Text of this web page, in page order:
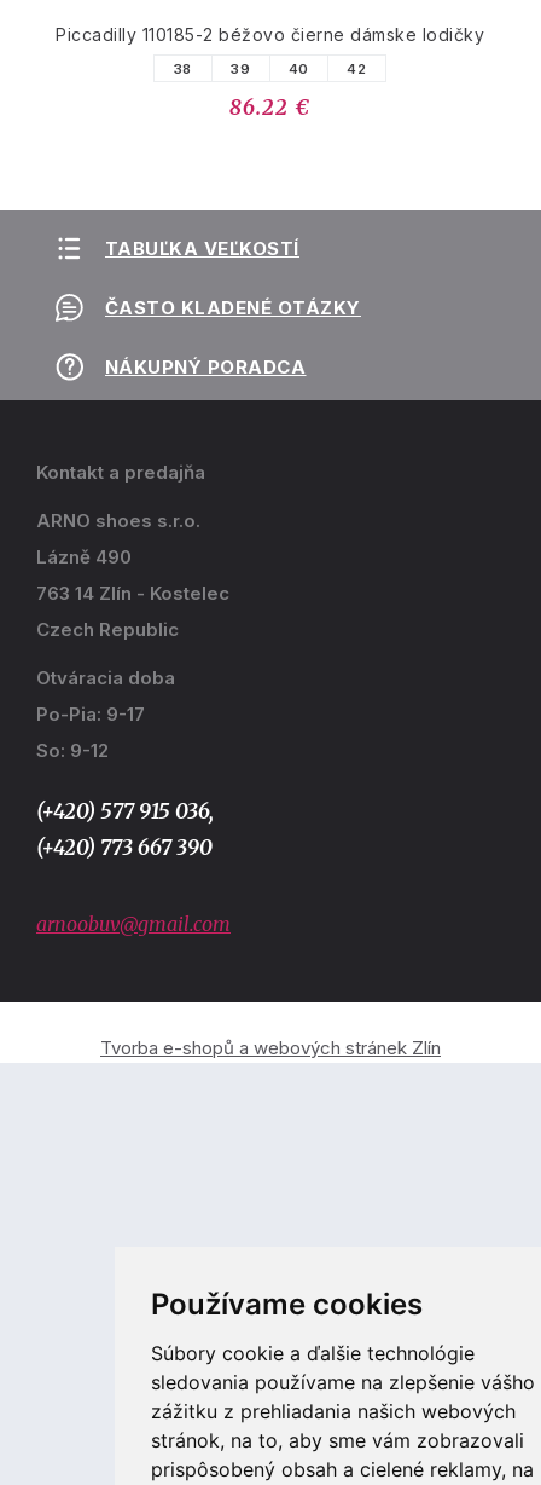
Používame cookies
Súbory cookie a ďalšie technológie
sledovania používame na zlepšenie vášho
zážitku z prehliadania našich webových
stránok, na to, aby sme vám zobrazovali
prispôsobený obsah a cielené reklamy, na
Piccadilly 110185-2 béžovo čierne dámske lodičky
38 39 40 42
86.22 €
TABUĽKA VEĽKOSTÍ
ČASTO KLADENÉ OTÁZKY
NÁKUPNÝ PORADCA
Kontakt a predajňa
ARNO shoes s.r.o.
Lázně 490
763 14 Zlín - Kostelec
Czech Republic
Otváracia doba
Po-Pia: 9-17
So: 9-12
(+420) 577 915 036,
(+420) 773 667 390
arnoobuv@gmail.com
Tvorba e-shopů a webových stránek Zlín